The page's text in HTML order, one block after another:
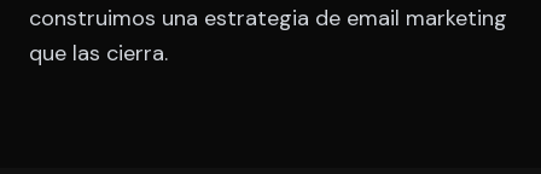
construimos una estrategia de email marketing
que las cierra.